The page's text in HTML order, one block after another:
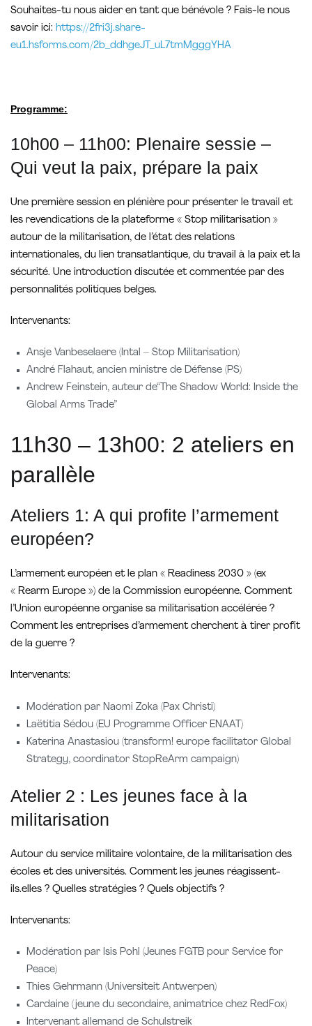
Souhaites-tu nous aider en tant que bénévole ? Fais-le nous
savoir ici: https://2fri3j.share-
eu1.hsforms.com/2b_ddhgeJT_uL7tmMgggYHA
Programme:
10h00 – 11h00: Plenaire sessie –
Qui veut la paix, prépare la paix
Une première session en plénière pour présenter le travail et
les revendications de la plateforme « Stop militarisation »
autour de la militarisation, de l’état des relations
internationales, du lien transatlantique, du travail à la paix et la
sécurité. Une introduction discutée et commentée par des
personnalités politiques belges.
Intervenants:
Ansje Vanbeselaere (Intal – Stop Militarisation)
André Flahaut, ancien ministre de Défense (PS)
Andrew Feinstein, auteur de“The Shadow World: Inside the
Global Arms Trade”
11h30 – 13h00: 2 ateliers en
parallèle
Ateliers 1: A qui profite l’armement
européen?
L’armement européen et le plan « Readiness 2030 » (ex
« Rearm Europe ») de la Commission européenne. Comment
l’Union européenne organise sa militarisation accélérée ?
Comment les entreprises d’armement cherchent à tirer profit
de la guerre ?
Intervenants:
Modération par Naomi Zoka (Pax Christi)
Laëtitia Sédou (EU Programme Officer ENAAT)
Katerina Anastasiou (transform! europe facilitator Global
Strategy, coordinator StopReArm campaign)
Atelier 2 : Les jeunes face à la
militarisation
Autour du service militaire volontaire, de la militarisation des
écoles et des universités. Comment les jeunes réagissent-
ils.elles ? Quelles stratégies ? Quels objectifs ?
Intervenants:
Modération par Isis Pohl (Jeunes FGTB pour Service for
Peace)
Thies Gehrmann (Universiteit Antwerpen)
Cardaine (jeune du secondaire, animatrice chez RedFox)
Intervenant allemand de Schulstreik